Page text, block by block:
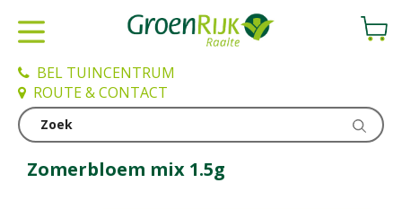
Kweken en zaden
BEL TUINCENTRUM
ROUTE & CONTACT
Zomerbloem mix 1.5g